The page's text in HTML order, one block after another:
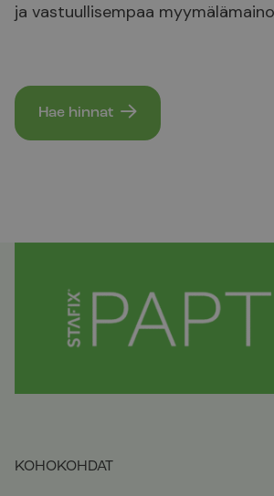
ja vastuullisempaa
Hae hinnat
KOHOKOHDAT